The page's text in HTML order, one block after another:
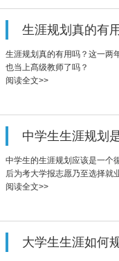
生涯规划真的有
生涯规划真的有用吗？这一两
也当上髙级教师了吗？
阅读全文>>
中学生生涯规划
中学生的生涯规划应该是一个
后为考大学报志愿乃至选择就
阅读全文>>
大学生生涯如何